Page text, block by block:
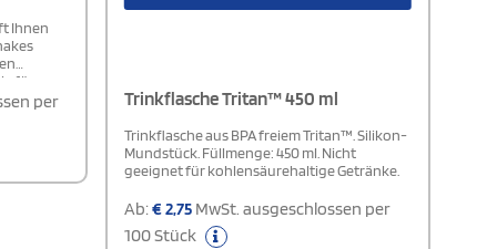
Ihnen
für
kann
für
per
Trinkflasche Tritan™ 450 ml
Trinkflasche aus BPA freiem Tritan™. Silikon-
Mundstück. Füllmenge: 450 ml. Nicht
geeignet für kohlensäurehaltige Getränke.
Ab:€2,75MwSt. ausgeschlossen per
100 Stück